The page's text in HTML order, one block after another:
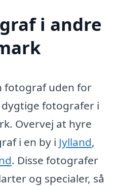
i andre
fotograf uden for
fotografer i
Overvej at hyre
i en by i Jylland,
. Disse fotografer
og specialer, så